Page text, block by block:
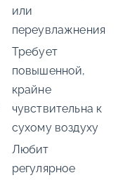
или
переувлажнения
Требует
повышенной,
крайне
чувствительна к
сухому воздуху
Любит
регулярное